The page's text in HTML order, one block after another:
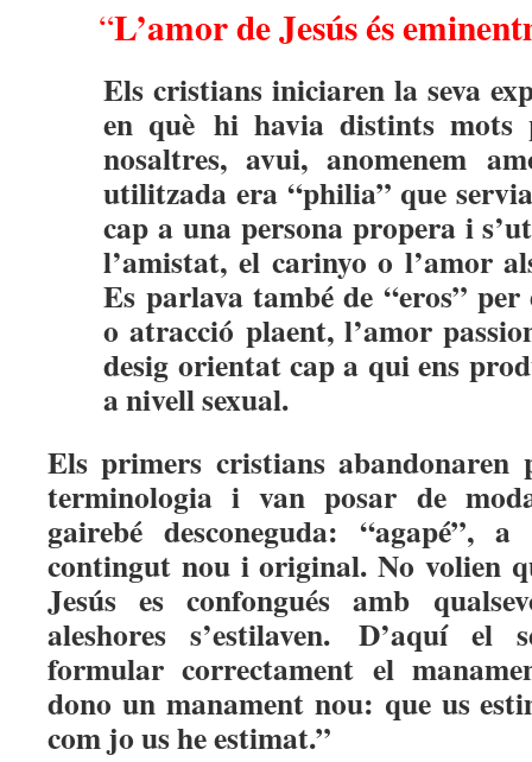
“L’amor de Jesús és
Els cristians iniciaren la seva
en què hi havia distints mots
nosaltres, avui, anomenem
utilitzada era “philia” que
cap a una persona propera i
l’amistat, el carinyo o l’amor
Es parlava també de “eros”
o atracció plaent, l’amor
desig orientat cap a qui ens
a nivell sexual.
Els primers cristians abandonaren
terminologia i van posar de
gairebé desconeguda: “agapé”,
contingut nou i original. No volien
Jesús es confongués amb
aleshores s’estilaven. D’aquí el
formular correctament el
dono un manament nou: que us
com jo us he estimat.”